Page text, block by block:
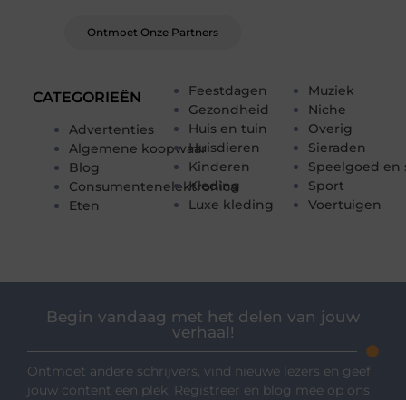
CATEGORIEËN
Advertenties
Algemene koopwaar
Blog
Consumentenelektronica
Eten
Feestdagen
Gezondheid
Huis en tuin
Huisdieren
Kinderen
Kleding
Luxe kleding
Muziek
Niche
Overig
Sieraden
Speelgoed en
Sport
Voertuigen
Ontmoet Onze Partners
Begin vandaag met het delen van jouw
verhaal!
Ontmoet andere schrijvers, vind nieuwe lezers en geef
jouw content een plek. Registreer en blog mee op ons